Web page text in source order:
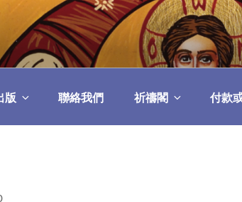
民委員會
版 聯絡我們 祈禱閣 付款